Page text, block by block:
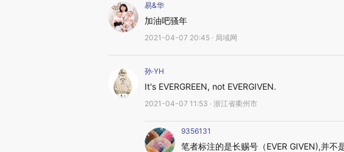
易&华
加油吧骚年
2021-04-07 20:45 · 局域网
孙·YH
It's EVERGREEN, not EVERGIVEN.
2021-04-07 11:53 · 浙江省衢州市
9356131
笔者标注的是长赐号（EVER GIVEN),并不